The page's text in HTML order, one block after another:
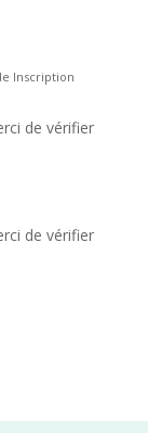
Inscription
de vérifier
de vérifier